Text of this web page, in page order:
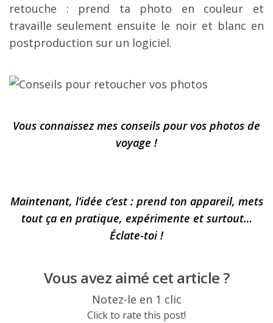
retouche : prend ta photo en couleur et
travaille seulement ensuite le noir et blanc en
postproduction sur un logiciel.
Vous connaissez mes conseils pour vos photos de
voyage !
Maintenant, l’idée c’est : prend ton appareil, mets
tout ça en pratique, expérimente et surtout…
Éclate-toi !
Vous avez aimé cet article ?
Notez-le en 1 clic
Click to rate this post!